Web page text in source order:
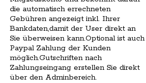
die automatisch errechneten
Gebühren angezeigt inkl. Ihrer
Bankdaten,damit der User direkt an
Sie überweisen kann.Optional ist auch
Paypal Zahlung der Kunden
möglich.Gutschriften nach
Zahlungseingang erstellen Sie direkt
über den Adminbereich.